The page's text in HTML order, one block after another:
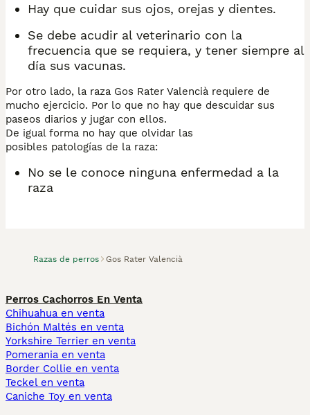
Razas de perros Gos Rater Valencià
Hay que cuidar sus ojos, orejas y dientes.
Se debe acudir al veterinario con la
frecuencia que se requiera, y tener siempre al
día sus vacunas.
Por otro lado, la raza Gos Rater Valencià requiere de
mucho ejercicio. Por lo que no hay que descuidar sus
paseos diarios y jugar con ellos.
De igual forma no hay que olvidar las
posibles patologías de la raza:
No se le conoce ninguna enfermedad a la
raza
Perros Cachorros En Venta
Chihuahua en venta
Bichón Maltés en venta
Yorkshire Terrier en venta
Pomerania en venta
Border Collie en venta
Teckel en venta
Caniche Toy en venta